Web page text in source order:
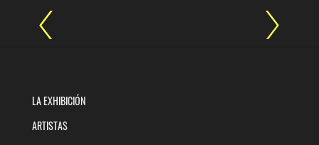
LA EXHIBICIÓN
ARTISTAS